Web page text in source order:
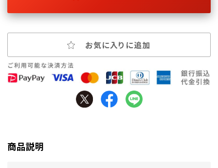
お気に入りに追加
商品説明